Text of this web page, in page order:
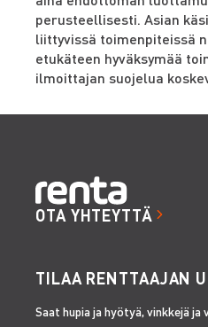
perusteellisesti. Asian
liittyvissä toimenpiteissä
etukäteen hyväksymää
ilmoittajan suojelua
OTA YHTEYTTÄ
TILAA RENTTAAJAN
Saat hupia ja hyötyä, vinkkejä ja